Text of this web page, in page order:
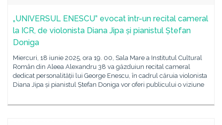
„UNIVERSUL ENESCU” evocat într-un recital cameral
la ICR, de violonista Diana Jipa și pianistul Ștefan
Doniga
Miercuri, 18 iunie 2025, ora 19. 00, Sala Mare a Institutul Cultural
Român din Aleea Alexandru 38 va găzduiun recital cameral
dedicat personalității lui George Enescu, în cadrul căruia violonista
Diana Jipa și pianistul Ștefan Doniga vor oferi publicului o viziune